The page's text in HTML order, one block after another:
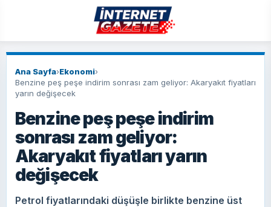
Ana Sayfa›Ekonomi›
Benzine peş peşe indirim sonrası zam geliyor: Akaryakıt fiyatları
yarın değişecek
Benzine peş peşe indirim
sonrası zam geliyor:
Akaryakıt fiyatları yarın
değişecek
Petrol fiyatlarındaki düşüşle birlikte benzine üst